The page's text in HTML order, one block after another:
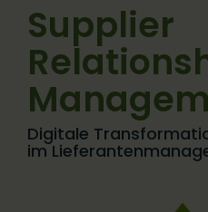
Supplier
Digitale
im